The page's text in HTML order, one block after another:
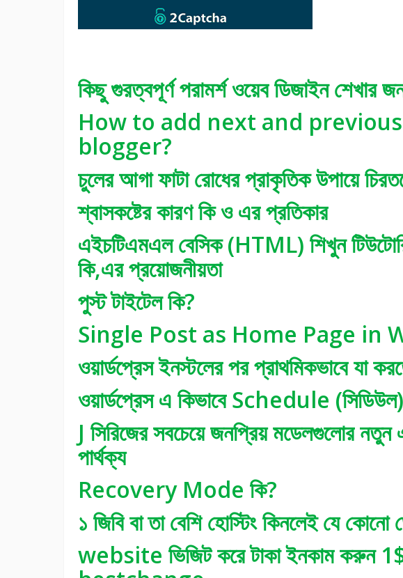
কিছু গুরত্বপূর্ণ পরামর্শ ওয়েব ডিজাইন শেখার
How to add next and
blogger?
চুলের আগা ফাটা রোধের প্রাকৃতিক উপায়ে
শ্বাসকষ্টের কারণ কি ও এর প্রতিকার
এইচটিএমএল বেসিক (HTML) শিখুন
কি,এর প্রয়োজনীয়তা
পুস্ট টাইটেল কি?
Single Post as Home Page in
ওয়ার্ডপ্রেস ইনস্টলের পর প্রাথমিকভাবে যা
ওয়ার্ডপ্রেস এ কিভাবে Schedule
J সিরিজের সবচেয়ে জনপ্রিয় মডেলগুলোর নতুন
পার্থক্য
Recovery Mode কি?
১ জিবি বা তা বেশি হোস্টিং কিনলেই যে
website ভিজিট করে টাকা ইনকাম